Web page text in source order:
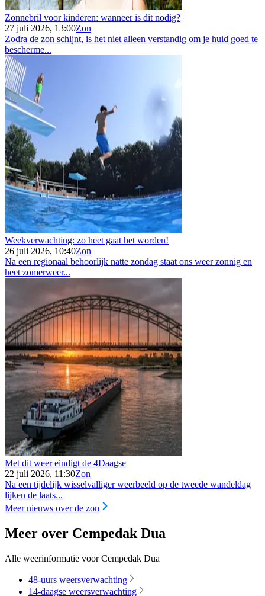
Zonnebril voor kinderen: wanneer is dit nodig?
27 juli 2026, 13:00Zon
Zodra de zon schijnt, is het niet alleen verstandig om je huid goed te
bescherme...
Weekverwachting: zo heet gaat het worden!
26 juli 2026, 10:40Zon
Na een regionaal behoorlijk natte zondag staat ons weer zonnig en
heet zomerweer...
Met dit weer eindigt de 4Daagse
22 juli 2026, 11:30Zon
Na een tijdelijk wisselvalliger weerbeeld op de tweede wandeldag
lijken de laats...
Meer nieuws over de zon
Meer over Cempedak Dua
Alle weerinformatie voor Cempedak Dua
48-uurs weersverwachting
14-daagse weersverwachting